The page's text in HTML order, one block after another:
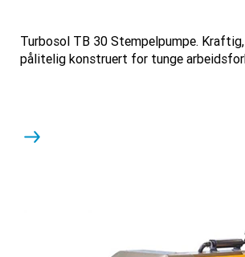
Turbosol TB 30 Stempelpumpe.
pålitelig konstruert for tunge